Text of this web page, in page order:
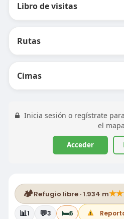
Libro de visitas
Rutas
Cimas
Inicia sesión o regístrate
el
Acceder
🏕️Refugio libre · 1.934 m★★
📊1 💬3 🛏️6